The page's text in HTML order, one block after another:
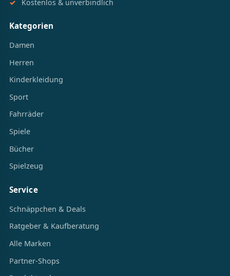
Kostenlos & unverbindlich
Kategorien
Damen
Herren
Kinderkleidung
Sport
Fahrräder
Spiele
Bücher
Spielzeug
Service
Schnäppchen & Deals
Ratgeber & Kaufberatung
Alle Marken
Partner-Shops